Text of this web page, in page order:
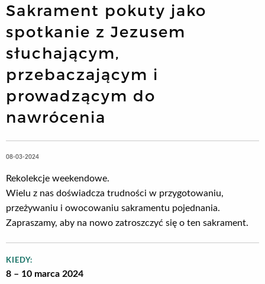
Sakrament pokuty jako
spotkanie z Jezusem
słuchającym,
przebaczającym i
prowadzącym do
nawrócenia
08-03-2024
Rekolekcje weekendowe.
Wielu z nas doświadcza trudności w przygotowaniu,
przeżywaniu i owocowaniu sakramentu pojednania.
Zapraszamy, aby na nowo zatroszczyć się o ten sakrament.
KIEDY:
8 – 10 marca 2024